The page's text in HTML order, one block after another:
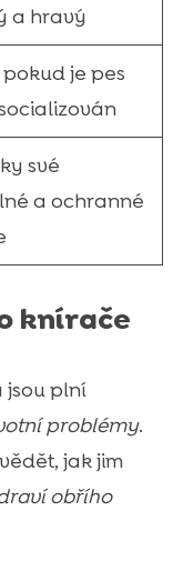
a hravý
je pes
své
a ochranné
knírače
jsou plní
problémy.
jak jim
obřího